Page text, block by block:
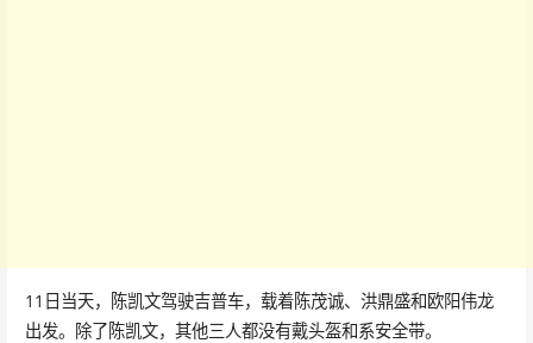
11日当天，陈凯文驾驶吉普车，载着陈茂诚、洪鼎盛和欧阳伟龙
出发。除了陈凯文，其他三人都没有戴头盔和系安全带。